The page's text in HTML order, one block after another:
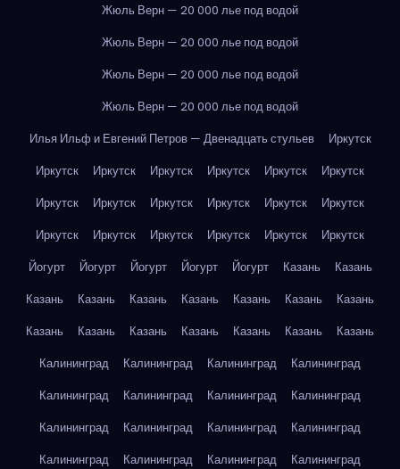
Жюль Верн — 20 000 лье под водой
Жюль Верн — 20 000 лье под водой
Жюль Верн — 20 000 лье под водой
Жюль Верн — 20 000 лье под водой
Илья Ильф и Евгений Петров — Двенадцать стульев
Иркутск
Иркутск
Иркутск Иркутск Иркутск Иркутск
Иркутск
Иркутск
Иркутск Иркутск Иркутск Иркутск
Иркутск
Иркутск
Иркутск Иркутск Иркутск Иркутск
Иркутск
Йогурт
Йогурт Йогурт Йогурт Йогурт Казань
Казань
Казань
Казань Казань Казань Казань Казань
Казань
Казань
Казань Казань Казань Казань Казань
Казань
Калининград
Калининград Калининград
Калининград
Калининград
Калининград Калининград
Калининград
Калининград
Калининград Калининград
Калининград
Калининград
Калининград Калининград
Калининград